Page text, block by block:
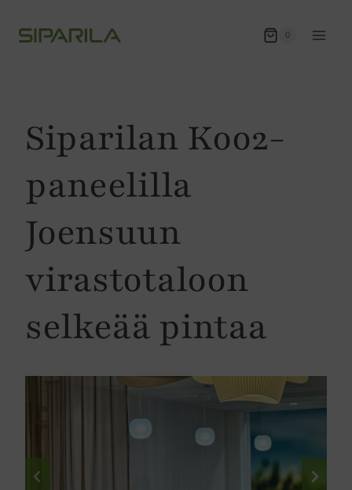
sisältöön
0
Siparilan Koo2-
paneelilla
Joensuun
virastotaloon
selkeää pintaa